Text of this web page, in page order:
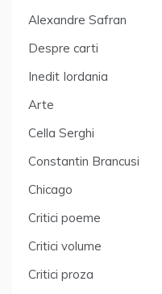
Alexandre Safran
Despre carti
Inedit Iordania
Arte
Cella Serghi
Constantin Brancusi
Chicago
Critici poeme
Critici volume
Critici proza